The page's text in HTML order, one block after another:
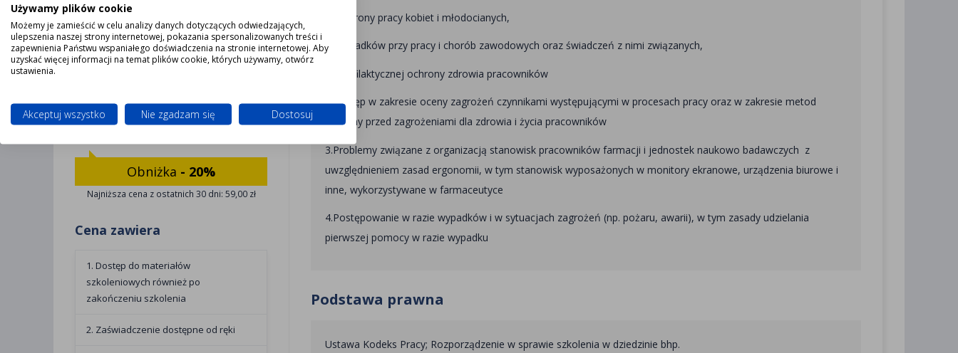
6 - 10 Cena 74,00 zł
11 - 20 Cena 72,00 zł
30 - 999 Cena 59,00 zł
Obniżka - 20%
Najniższa cena z ostatnich 30 dni: 59,00 zł
Cena zawiera
1. Dostęp do materiałów
szkoleniowych również po
zakończeniu szkolenia
2. Zaświadczenie dostępne od ręki
b) ochrony pracy kobiet i młodocianych,
c) wypadków przy pracy i chorób zawodowych oraz świadczeń z nimi związanych,
d) profilaktycznej ochrony zdrowia pracowników
2.Postęp w zakresie oceny zagrożeń czynnikami występującymi w procesach pracy oraz w zakresie metod
ochrony przed zagrożeniami dla zdrowia i życia pracowników
3.Problemy związane z organizacją stanowisk pracowników farmacji i jednostek naukowo badawczych z
uwzględnieniem zasad ergonomii, w tym stanowisk wyposażonych w monitory ekranowe, urządzenia biurowe i
inne, wykorzystywane w farmaceutyce
4.Postępowanie w razie wypadków i w sytuacjach zagrożeń (np. pożaru, awarii), w tym zasady udzielania
pierwszej pomocy w razie wypadku
Podstawa prawna
Ustawa Kodeks Pracy; Rozporządzenie w sprawie szkolenia w dziedzinie bhp.
Używamy plików cookie
Możemy je zamieścić w celu analizy danych dotyczących odwiedzających,
ulepszenia naszej strony internetowej, pokazania spersonalizowanych treści i
zapewnienia Państwu wspaniałego doświadczenia na stronie internetowej. Aby
uzyskać więcej informacji na temat plików cookie, których używamy, otwórz
ustawienia.
Akceptuj wszystko Nie zgadzam się Dostosuj